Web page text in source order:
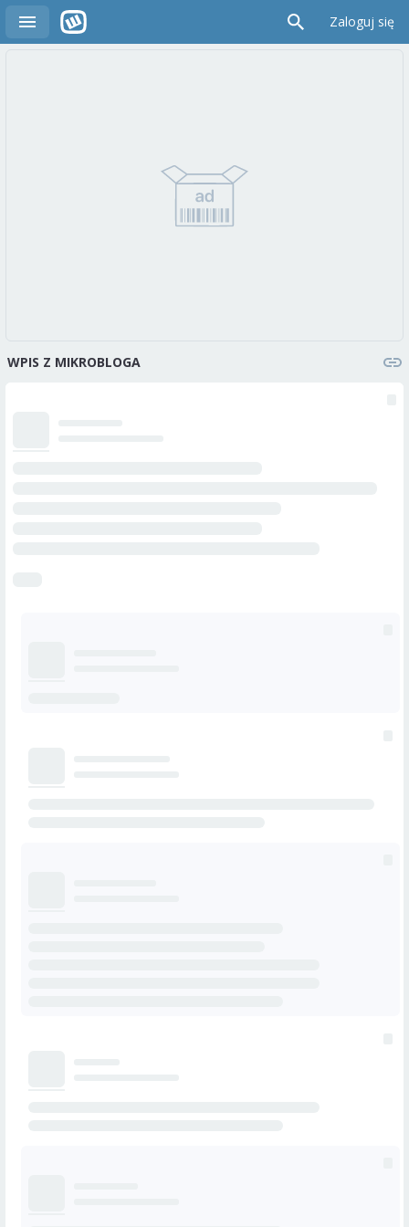
Zaloguj się
WPIS Z MIKROBLOGA